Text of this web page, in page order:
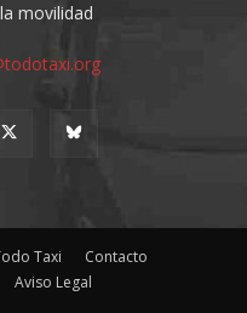
movilidad
Taxi
Contacto
Aviso Legal